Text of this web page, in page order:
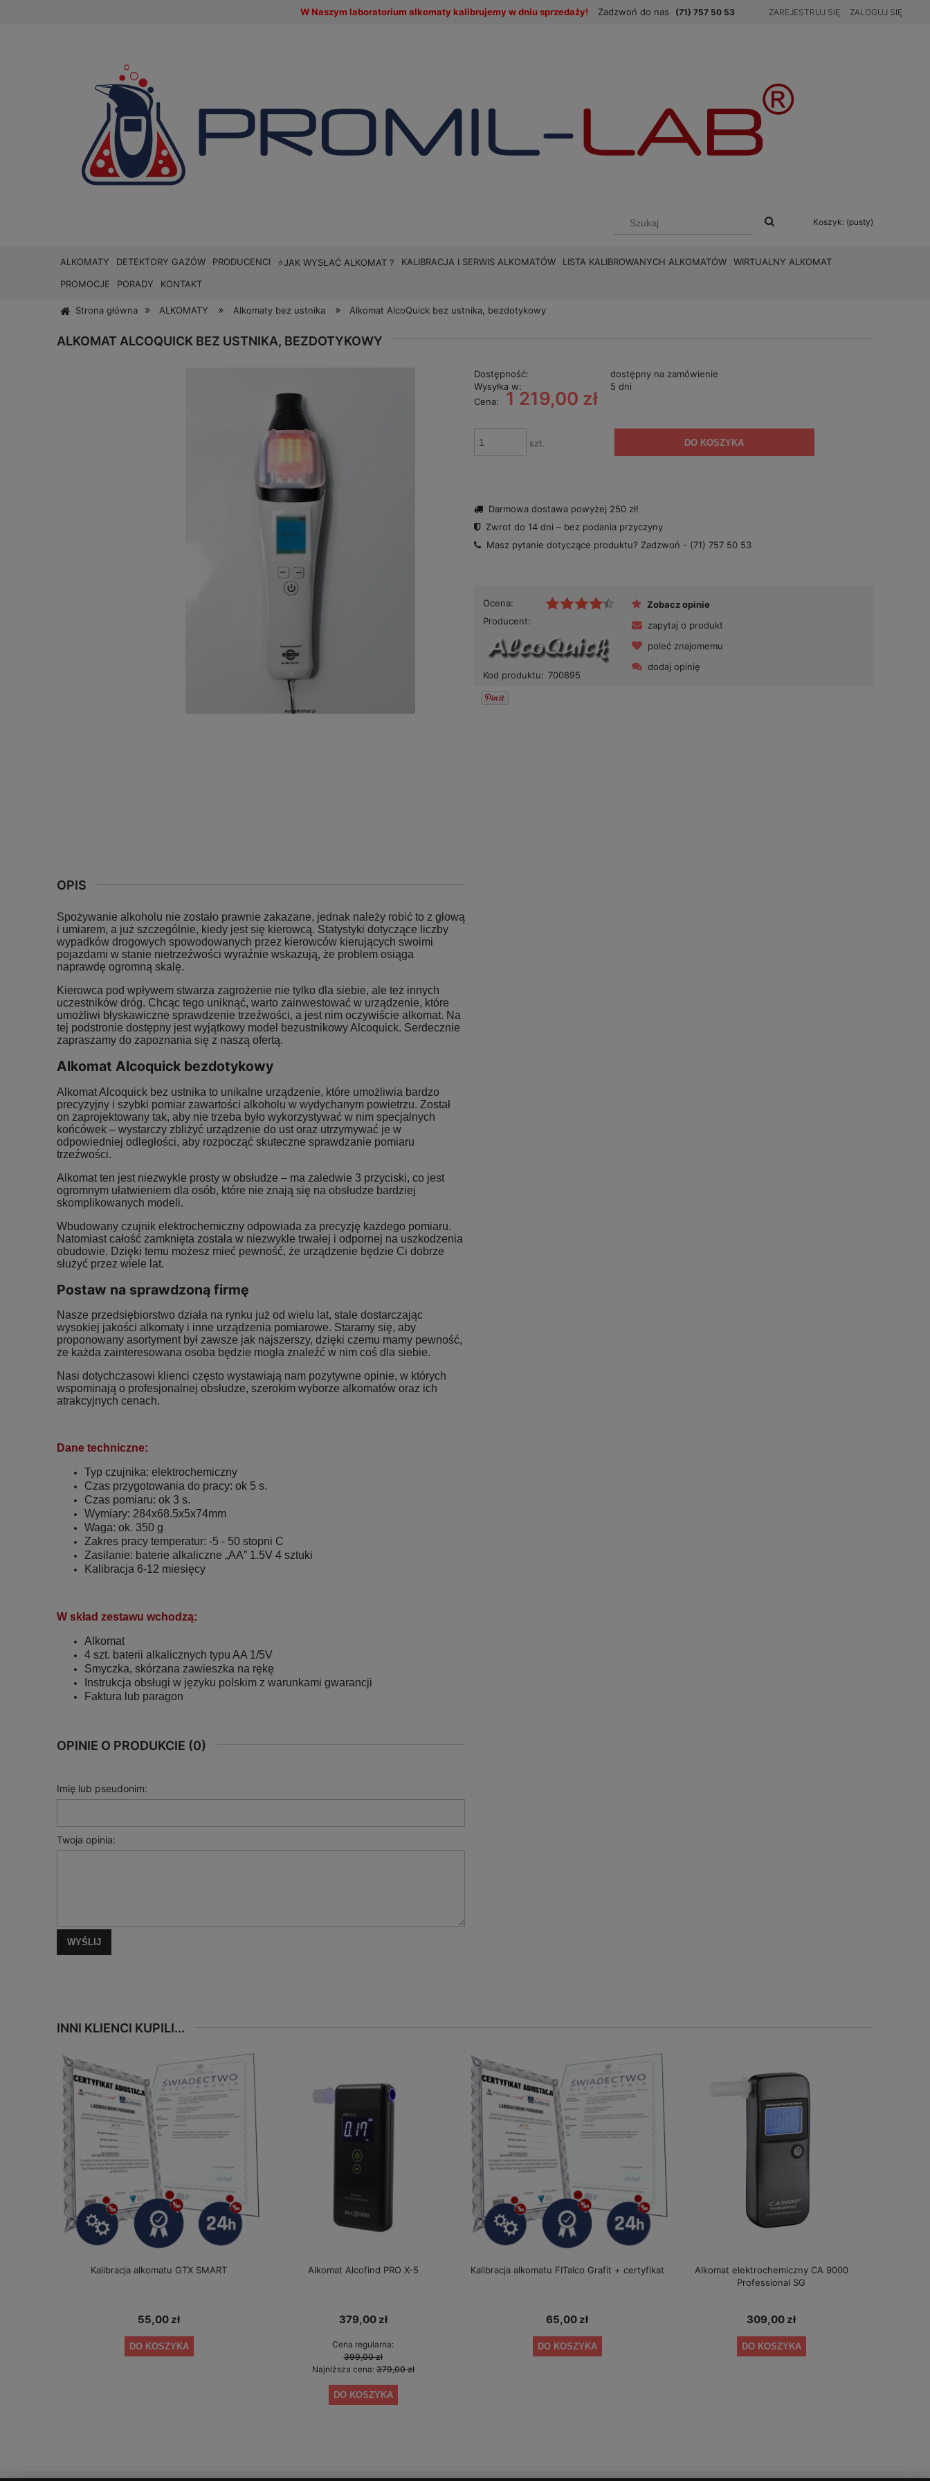
W Naszym laboratorium alkomaty kalibrujemy w dniu sprzedaży! Zadzwoń do nas (71) 757 50 53 ZAREJESTRUJ SIĘ ZALOGUJ SIĘ
Koszyk: (pusty)
ALKOMATY DETEKTORY GAZÓW PRODUCENCI ⭐JAK WYSŁAĆ ALKOMAT ? KALIBRACJA I SERWIS ALKOMATÓW LISTA KALIBROWANYCH ALKOMATÓW
WIRTUALNY ALKOMAT
PROMOCJE
PORADY KONTAKT
Strona główna » ALKOMATY » Alkomaty bez ustnika » Alkomat AlcoQuick bez ustnika, bezdotykowy
ALKOMAT ALCOQUICK BEZ USTNIKA, BEZDOTYKOWY
Dostępność:
dostępny na zamówienie
Wysyłka w:
5 dni
Cena:
1 219,00 zł
szt. DO KOSZYKA
Darmowa dostawa powyżej 250 zł!
Zwrot do 14 dni – bez podania przyczyny
Masz pytanie dotyczące produktu? Zadzwoń - (71) 757 50 53
Ocena:
Producent:
Kod produktu: 700895
Zobacz opinie
zapytaj o produkt
poleć znajomemu
dodaj opinię
OPIS
Spożywanie alkoholu nie zostało prawnie zakazane, jednak należy robić to z głową
i umiarem, a już szczególnie, kiedy jest się kierowcą. Statystyki dotyczące liczby
wypadków drogowych spowodowanych przez kierowców kierujących swoimi
pojazdami w stanie nietrzeźwości wyraźnie wskazują, że problem osiąga
naprawdę ogromną skalę.
Kierowca pod wpływem stwarza zagrożenie nie tylko dla siebie, ale też innych
uczestników dróg. Chcąc tego uniknąć, warto zainwestować w urządzenie, które
umożliwi błyskawiczne sprawdzenie trzeźwości, a jest nim oczywiście alkomat. Na
tej podstronie dostępny jest wyjątkowy model bezustnikowy Alcoquick. Serdecznie
zapraszamy do zapoznania się z naszą ofertą.
Alkomat Alcoquick bezdotykowy
Alkomat Alcoquick bez ustnika to unikalne urządzenie, które umożliwia bardzo
precyzyjny i szybki pomiar zawartości alkoholu w wydychanym powietrzu. Został
on zaprojektowany tak, aby nie trzeba było wykorzystywać w nim specjalnych
końcówek – wystarczy zbliżyć urządzenie do ust oraz utrzymywać je w
odpowiedniej odległości, aby rozpocząć skuteczne sprawdzanie pomiaru
trzeźwości.
Alkomat ten jest niezwykle prosty w obsłudze – ma zaledwie 3 przyciski, co jest
ogromnym ułatwieniem dla osób, które nie znają się na obsłudze bardziej
skomplikowanych modeli.
Wbudowany czujnik elektrochemiczny odpowiada za precyzję każdego pomiaru.
Natomiast całość zamknięta została w niezwykle trwałej i odpornej na uszkodzenia
obudowie. Dzięki temu możesz mieć pewność, że urządzenie będzie Ci dobrze
służyć przez wiele lat.
Postaw na sprawdzoną firmę
Nasze przedsiębiorstwo działa na rynku już od wielu lat, stale dostarczając
wysokiej jakości alkomaty i inne urządzenia pomiarowe. Staramy się, aby
proponowany asortyment był zawsze jak najszerszy, dzięki czemu mamy pewność,
że każda zainteresowana osoba będzie mogła znaleźć w nim coś dla siebie.
Nasi dotychczasowi klienci często wystawiają nam pozytywne opinie, w których
wspominają o profesjonalnej obsłudze, szerokim wyborze alkomatów oraz ich
atrakcyjnych cenach.
Dane techniczne:
Typ czujnika: elektrochemiczny
Czas przygotowania do pracy: ok 5 s.
Czas pomiaru: ok 3 s.
Wymiary: 284x68.5x5x74mm
Waga: ok. 350 g
Zakres pracy temperatur: -5 - 50 stopni C
Zasilanie: baterie alkaliczne „AA” 1.5V 4 sztuki
Kalibracja 6-12 miesięcy
W skład zestawu wchodzą:
Alkomat
4 szt. baterii alkalicznych typu AA 1/5V
Smyczka, skórzana zawieszka na rękę
Instrukcja obsługi w języku polskim z warunkami gwarancji
Faktura lub paragon
OPINIE O PRODUKCIE (0)
Imię lub pseudonim:
Twoja opinia:
WYŚLIJ
INNI KLIENCI KUPILI...
Kalibracja alkomatu GTX SMART
55,00 zł
DO KOSZYKA
Alkomat Alcofind PRO X-5
379,00 zł
Cena regularna:
399,00 zł
Najniższa cena:379,00 zł
DO KOSZYKA
Kalibracja alkomatu FITalco Grafit + certyfikat
65,00 zł
DO KOSZYKA
Alkomat elektrochemiczny CA 9000
Professional SG
309,00 zł
DO KOSZYKA